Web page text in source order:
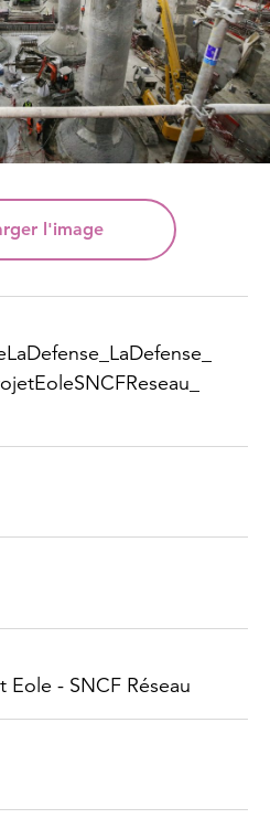
l'image
- SNCF Réseau